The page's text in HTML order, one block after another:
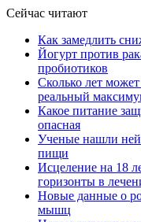
Сейчас читают
Как замедлить
Йогурт против
пробиотиков
Сколько лет
реальный
Какое питание
опасная
Ученые нашли
пищи
Исцеление на 18
горизонты в
Новые данные о
мышц